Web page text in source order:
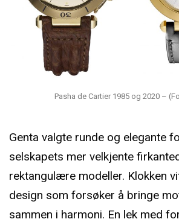
Pasha de Cartier 1985 og 2020 –
Genta valgte runde og elegante
selskapets mer velkjente
rektangulære modeller. Klokken
design som forsøker å bringe
sammen i harmoni. En lek med